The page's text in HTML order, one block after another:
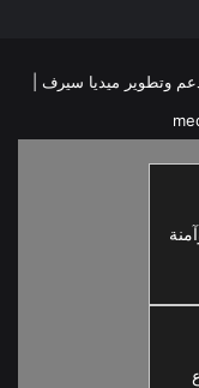
وتطوير ميديا سيرف